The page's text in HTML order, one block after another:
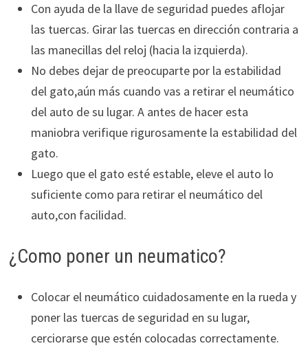
Con ayuda de la llave de seguridad puedes aflojar
las tuercas. Girar las tuercas en dirección contraria a
las manecillas del reloj (hacia la izquierda).
No debes dejar de preocuparte por la estabilidad
del gato,aún más cuando vas a retirar el neumático
del auto de su lugar. A antes de hacer esta
maniobra verifique rigurosamente la estabilidad del
gato.
Luego que el gato esté estable, eleve el auto lo
suficiente como para retirar el neumático del
auto,con facilidad.
¿Como poner un neumatico?
Colocar el neumático cuidadosamente en la rueda y
poner las tuercas de seguridad en su lugar,
cerciorarse que estén colocadas correctamente.